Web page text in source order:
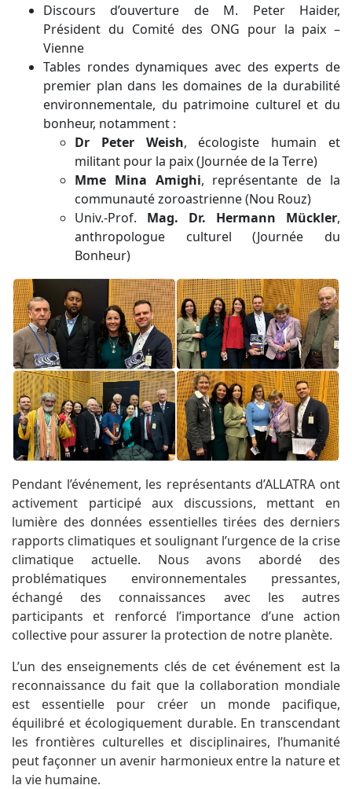
Discours d’ouverture de M. Peter Haider,
Président du Comité des ONG pour la paix –
Vienne
Tables rondes dynamiques avec des experts de
premier plan dans les domaines de la durabilité
environnementale, du patrimoine culturel et du
bonheur, notamment :
Dr Peter Weish, écologiste humain et
militant pour la paix (Journée de la Terre)
Mme Mina Amighi, représentante de la
communauté zoroastrienne (Nou Rouz)
Univ.-Prof. Mag. Dr. Hermann Mückler,
anthropologue culturel (Journée du
Bonheur)
Pendant l’événement, les représentants d’ALLATRA ont
activement participé aux discussions, mettant en
lumière des données essentielles tirées des derniers
rapports climatiques et soulignant l’urgence de la crise
climatique actuelle. Nous avons abordé des
problématiques environnementales pressantes,
échangé des connaissances avec les autres
participants et renforcé l’importance d’une action
collective pour assurer la protection de notre planète.
L’un des enseignements clés de cet événement est la
reconnaissance du fait que la collaboration mondiale
est essentielle pour créer un monde pacifique,
équilibré et écologiquement durable. En transcendant
les frontières culturelles et disciplinaires, l’humanité
peut façonner un avenir harmonieux entre la nature et
la vie humaine.